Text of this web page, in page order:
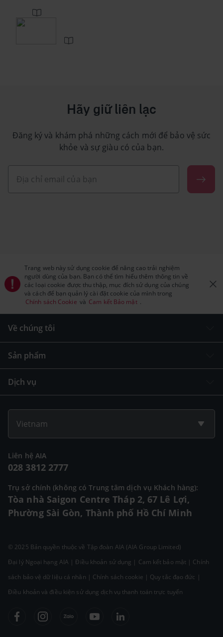
Hãy giữ liên lạc
Đăng ký và khám phá những cách mới để bảo vệ sức
khỏe và sự giàu có của bạn.
Trang web này sử dụng cookie để nâng cao trải nghiệm
người dùng của bạn. Bạn có thể tìm hiểu thêm thông tin về
các loại cookie được thu thập, mục đích sử dụng của chúng
và cách để bạn quản lý cài đặt cookie của mình trong
Chính sách Cookie và Cam kết Bảo mật .
Về chúng tôi
Sản phẩm
Dịch vụ
Vietnam
Liên hệ AIA
028 3812 2777
Trụ sở chính (không có Trung tâm dịch vụ Khách hàng):
Tòa nhà Saigon Centre Tháp 2, 67 Lê Lợi,
Phường Sài Gòn, Thành phố Hồ Chí Minh
© 2025 Bản quyền thuộc về Tập đoàn AIA (AIA Group Limited)
Đại lý Ngoại hạng AIA |Điều khoản sử dụng | Cam kết bảo mật | Chính
sách bảo vệ dữ liệu cá nhân | Chính sách cookie | Quy tắc đạo đức |
Điều khoản và điều kiện sử dụng dịch vụ thanh toán trực tuyến